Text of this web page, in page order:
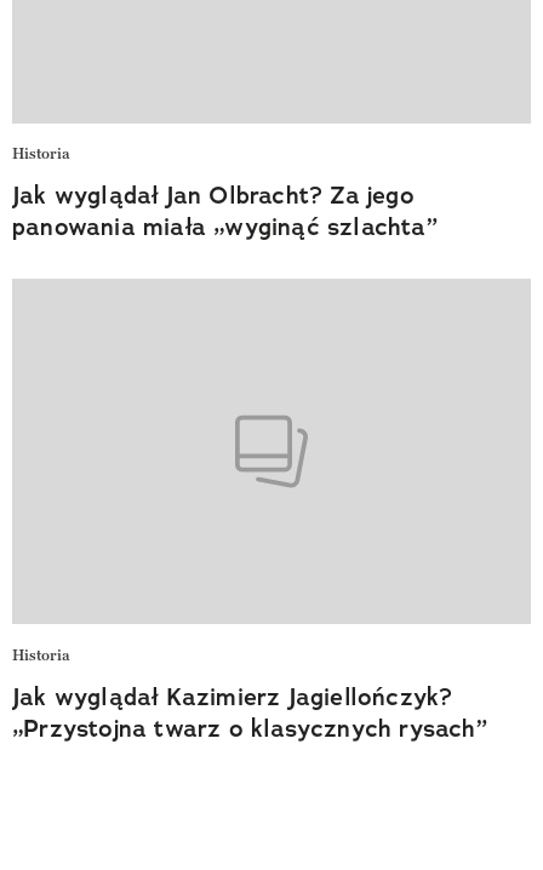
Historia
Jak wyglądał Jan Olbracht? Za jego
panowania miała „wyginąć szlachta”
Historia
Jak wyglądał Kazimierz Jagiellończyk?
„Przystojna twarz o klasycznych rysach”